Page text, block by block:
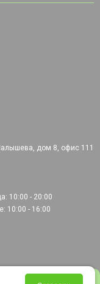
дом 8, офис 111
10:00 - 20:00
10:00 - 16:00